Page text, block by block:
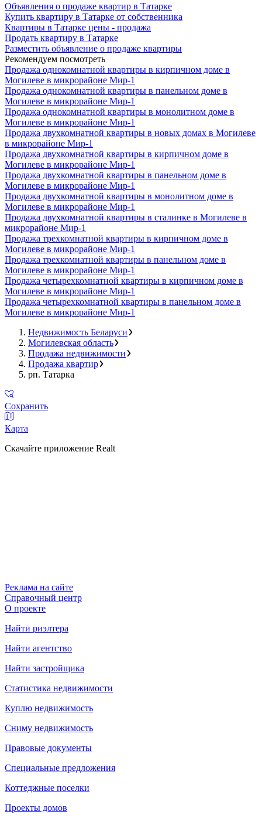
Объявления о продаже квартир в Татарке
Купить квартиру в Татарке от собственника
Квартиры в Татарке цены - продажа
Продать квартиру в Татарке
Разместить объявление о продаже квартиры
Рекомендуем посмотреть
Продажа однокомнатной квартиры в кирпичном доме в
Могилеве в микрорайоне Мир-1
Продажа однокомнатной квартиры в панельном доме в
Могилеве в микрорайоне Мир-1
Продажа однокомнатной квартиры в монолитном доме в
Могилеве в микрорайоне Мир-1
Продажа двухкомнатной квартиры в новых домах в Могилеве
в микрорайоне Мир-1
Продажа двухкомнатной квартиры в кирпичном доме в
Могилеве в микрорайоне Мир-1
Продажа двухкомнатной квартиры в панельном доме в
Могилеве в микрорайоне Мир-1
Продажа двухкомнатной квартиры в монолитном доме в
Могилеве в микрорайоне Мир-1
Продажа двухкомнатной квартиры в сталинке в Могилеве в
микрорайоне Мир-1
Продажа трехкомнатной квартиры в кирпичном доме в
Могилеве в микрорайоне Мир-1
Продажа трехкомнатной квартиры в панельном доме в
Могилеве в микрорайоне Мир-1
Продажа четырехкомнатной квартиры в кирпичном доме в
Могилеве в микрорайоне Мир-1
Продажа четырехкомнатной квартиры в панельном доме в
Могилеве в микрорайоне Мир-1
Недвижимость Беларуси
Могилевская область
Продажа недвижимости
Продажа квартир
рп. Татарка
Сохранить
Карта
Скачайте приложение Realt
Реклама на сайте
Справочный центр
О проекте
Найти риэлтера
Найти агентство
Найти застройщика
Статистика недвижимости
Куплю недвижимость
Сниму недвижимость
Правовые документы
Специальные предложения
Коттеджные поселки
Проекты домов